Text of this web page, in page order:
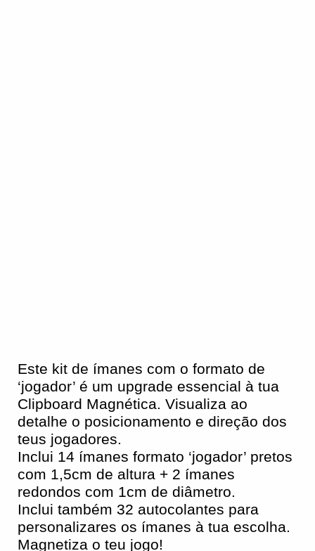
Este kit de ímanes com o formato de
‘jogador’ é um upgrade essencial à tua
Clipboard Magnética. Visualiza ao
detalhe o posicionamento e direção dos
teus jogadores.
Inclui 14 ímanes formato ‘jogador’ pretos
com 1,5cm de altura + 2 ímanes
redondos com 1cm de diâmetro.
Inclui também 32 autocolantes para
personalizares os ímanes à tua escolha.
Magnetiza o teu jogo!